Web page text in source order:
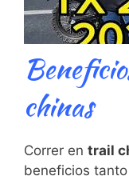
chinas
Correr en trail
⁤beneficios